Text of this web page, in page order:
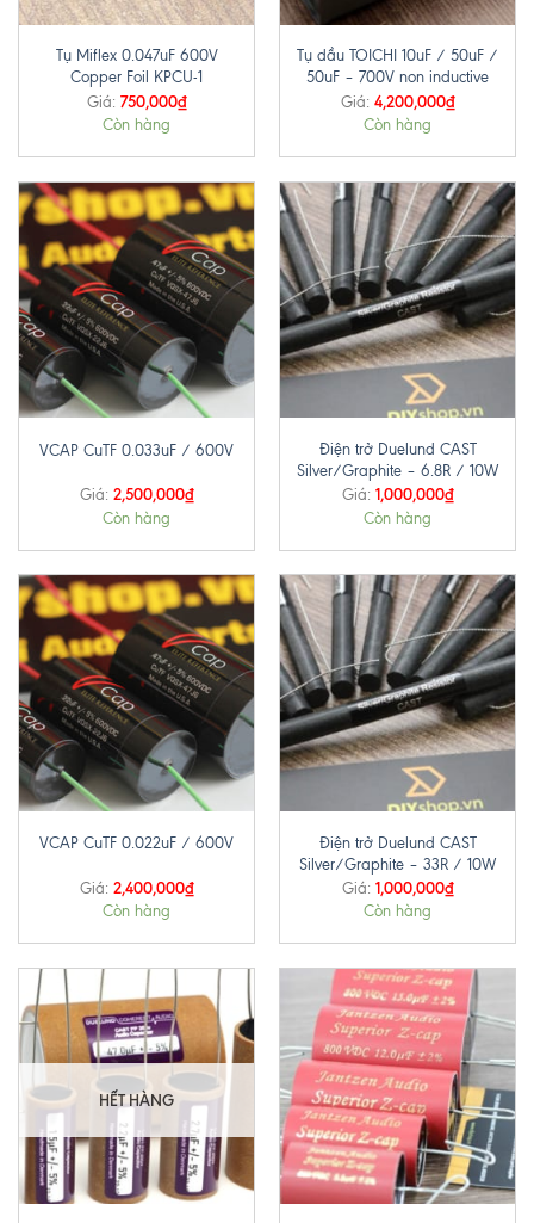
Tụ Miflex 0.047uF 600V
Copper Foil KPCU-1
Giá: 750,000₫
Còn hàng
Tụ dầu TOICHI 10uF / 50uF /
50uF – 700V non inductive
Giá: 4,200,000₫
Còn hàng
VCAP CuTF 0.033uF / 600V
Giá: 2,500,000₫
Còn hàng
Điện trở Duelund CAST
Silver/Graphite – 6.8R / 10W
Giá: 1,000,000₫
Còn hàng
VCAP CuTF 0.022uF / 600V
Giá: 2,400,000₫
Còn hàng
Điện trở Duelund CAST
Silver/Graphite – 33R / 10W
Giá: 1,000,000₫
Còn hàng
HẾT HÀNG